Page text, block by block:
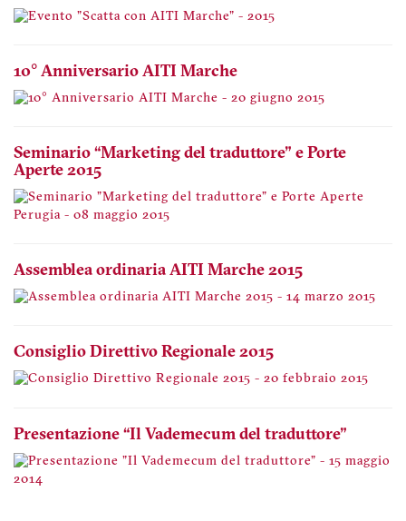
10° Anniversario AITI Marche
Seminario “Marketing del traduttore" e Porte
Aperte 2015
Assemblea ordinaria AITI Marche 2015
Consiglio Direttivo Regionale 2015
Presentazione “Il Vademecum del traduttore"